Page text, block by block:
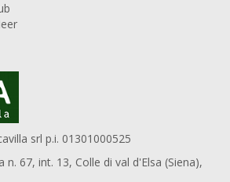
srl p.i. 01301000525
n. 67, int. 13, Colle di val d'Elsa (Siena),